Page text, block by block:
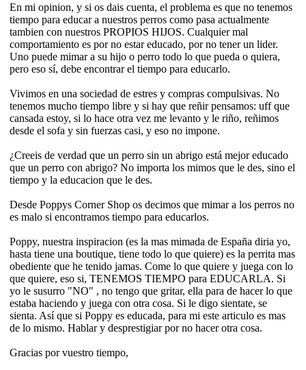
En mi opinion, y si os dais cuenta, el problema es que no tenemos
tiempo para educar a nuestros perros como pasa actualmente
tambien con nuestros PROPIOS HIJOS. Cualquier mal
comportamiento es por no estar educado, por no tener un lider.
Uno puede mimar a su hijo o perro todo lo que pueda o quiera,
pero eso sí, debe encontrar el tiempo para educarlo.
Vivimos en una sociedad de estres y compras compulsivas. No
tenemos mucho tiempo libre y si hay que reñir pensamos: uff que
cansada estoy, si lo hace otra vez me levanto y le riño, reñimos
desde el sofa y sin fuerzas casi, y eso no impone.
¿Creeis de verdad que un perro sin un abrigo está mejor educado
que un perro con abrigo? No importa los mimos que le des, sino el
tiempo y la educacion que le des.
Desde Poppys Corner Shop os decimos que mimar a los perros no
es malo si encontramos tiempo para educarlos.
Poppy, nuestra inspiracion (es la mas mimada de España diria yo,
hasta tiene una boutique, tiene todo lo que quiere) es la perrita mas
obediente que he tenido jamas. Come lo que quiere y juega con lo
que quiere, eso si, TENEMOS TIEMPO para EDUCARLA. Si
yo le susurro "NO" , no tengo que gritar, ella para de hacer lo que
estaba haciendo y juega con otra cosa. Si le digo sientate, se
sienta. Así que si Poppy es educada, para mi este articulo es mas
de lo mismo. Hablar y desprestigiar por no hacer otra cosa.
Gracias por vuestro tiempo,